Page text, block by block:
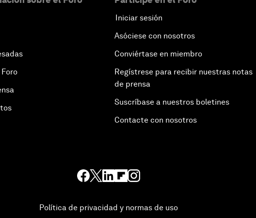
Iniciar sesión
Asóciese con nosotros
Conviértase en miembro
Regístrese para recibir nuestras notas
de prensa
Suscríbase a nuestros boletines
Contacte con nosotros
Política de privacidad y normas de uso